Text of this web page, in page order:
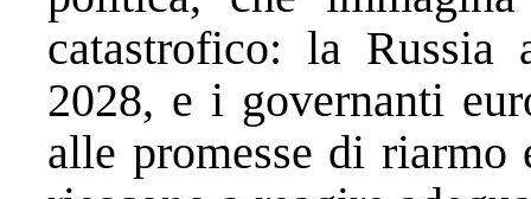
catastrofico: la Russia
2028, e i governanti
alle promesse di